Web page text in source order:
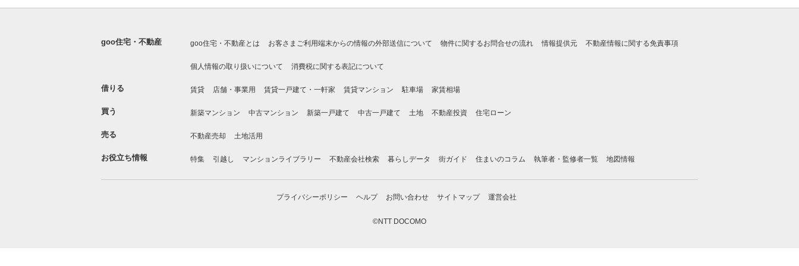
goo住宅・不動産 goo住宅・不動産とは お客さまご利用端末からの情報の外部送信について 物件に関するお問合せの流れ 情報提供元 不動産情報に関する免責事項
個人情報の取り扱いについて 消費税に関する表記について
借りる 賃貸 店舗・事業用 賃貸一戸建て・一軒家 賃貸マンション 駐車場 家賃相場
買う 新築マンション 中古マンション 新築一戸建て 中古一戸建て 土地 不動産投資 住宅ローン
売る 不動産売却 土地活用
お役立ち情報 特集 引越し マンションライブラリー 不動産会社検索 暮らしデータ 街ガイド 住まいのコラム 執筆者・監修者一覧 地図情報
プライバシーポリシー ヘルプ お問い合わせ サイトマップ 運営会社
©NTT DOCOMO